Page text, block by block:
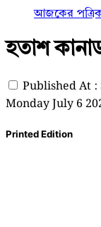
আজকের
হতাশ
Published At :
Monday July 6
Printed Edition